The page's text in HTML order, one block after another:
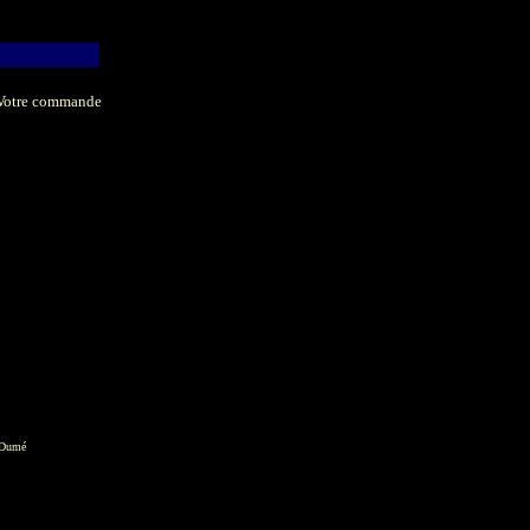
commande